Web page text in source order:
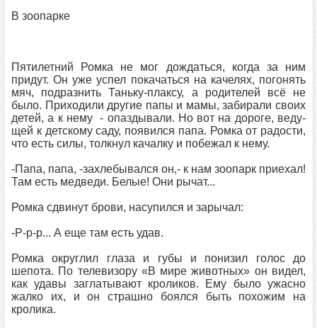
В зоопарке
Пятилетний Ромка не мог дождаться, когда за ним
придут. Он уже успел покачаться на качелях, погонять
мяч, подразнить Таньку-плаксу, а родителей всё не
было. Приходили другие папы и мамы, забирали своих
детей, а к нему - опаздывали. Но вот на дороге, веду-
щей к детскому саду, появился папа. Ромка от радости,
что есть силы, толкнул качалку и побежал к нему.
-Папа, папа, -захлебывался он,- к нам зоопарк приехал!
Там есть медведи. Белые! Они рычат...
Ромка сдвинут брови, насупился и зарычал:
-Р-р-р... А еще там есть удав.
Ромка округлил глаза и губы и понизил голос до
шепота. По телевизору «В мире животных» он видел,
как удавы заглатывают кроликов. Ему было ужасно
жалко их, и он страшно боялся быть похожим на
кролика.